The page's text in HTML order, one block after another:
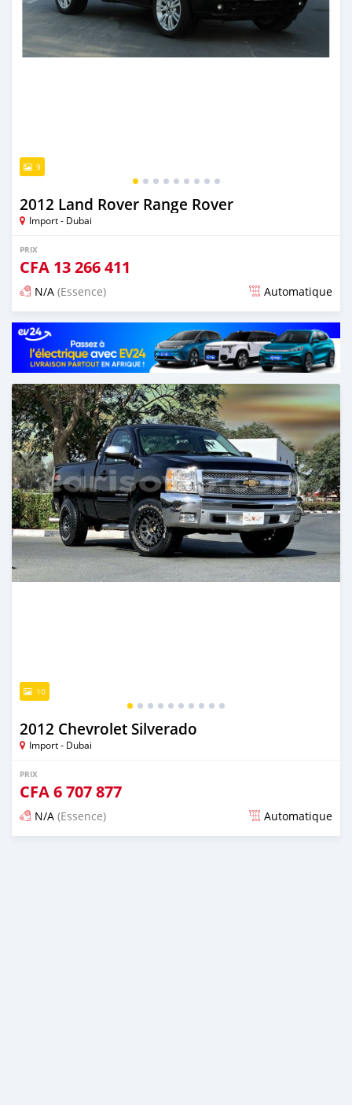
9
2012 Land Rover Range Rover
Import - Dubai
PRIX
CFA 13 266 411
N/A (Essence) Automatique
Publié il y a presque 6 ans
10
2012 Chevrolet Silverado
Import - Dubai
PRIX
CFA6 707 877
N/A (Essence) Automatique